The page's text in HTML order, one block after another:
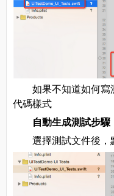
如果不知道如何寫
代碼樣式
自動生成測試步驟
選擇測試文件後，